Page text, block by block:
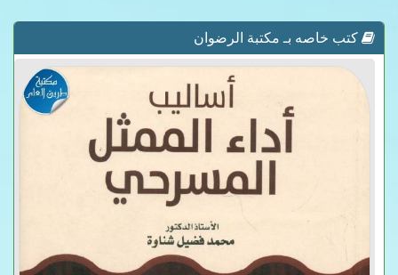
كتب خاصه بـ مكتبة الرضوان